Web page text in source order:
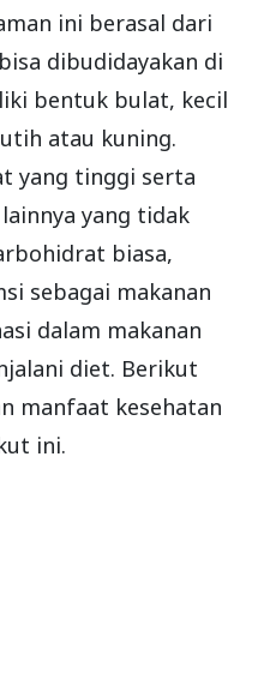
ini berasal dari
dibudidayakan di
bentuk bulat, kecil
atau kuning.
yang tinggi serta
yang tidak
biasa,
sebagai makanan
dalam makanan
diet. Berikut
manfaat kesehatan
ini.